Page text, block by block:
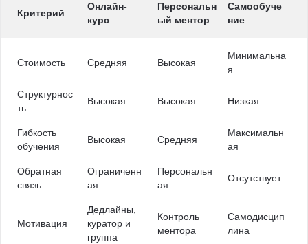
Критерий
Онлайн-
курс
Персональн
ый ментор
Самообуче
ние
Стоимость Средняя Высокая
Минимальна
я
Структурнос
ть
Высокая Высокая Низкая
Гибкость
обучения
Высокая Средняя
Максимальн
ая
Обратная
связь
Ограниченн
ая
Персональн
ая
Отсутствует
Мотивация
Дедлайны,
куратор и
группа
Контроль
ментора
Самодисцип
лина